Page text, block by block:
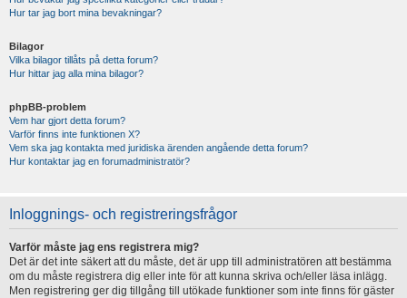
Hur tar jag bort mina bevakningar?
Bilagor
Vilka bilagor tillåts på detta forum?
Hur hittar jag alla mina bilagor?
phpBB-problem
Vem har gjort detta forum?
Varför finns inte funktionen X?
Vem ska jag kontakta med juridiska ärenden angående detta forum?
Hur kontaktar jag en forumadministratör?
Inloggnings- och registreringsfrågor
Varför måste jag ens registrera mig?
Det är det inte säkert att du måste, det är upp till administratören att bestämma
om du måste registrera dig eller inte för att kunna skriva och/eller läsa inlägg.
Men registrering ger dig tillgång till utökade funktioner som inte finns för gäster